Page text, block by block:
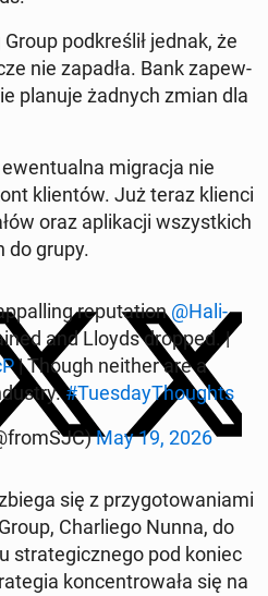
pod­kre­ślił jednak, że
nie zapadła. Bank za­pew­
planuje żadnych zmian dla
mi­gra­cja nie
klien­tów. Już teraz klienci
oraz apli­ka­cji wszyst­kich
do grupy.
re­pu­ta­tion@Ha­li­
and Lloyds dropped. |
| Though neither are a
#Tu­es­day­Tho­ughts
May 19, 2026
się z przy­go­to­wa­nia­mi
Char­lie­go Nunna, do
stra­te­gicz­ne­go pod koniec
kon­cen­tro­wa­ła się na